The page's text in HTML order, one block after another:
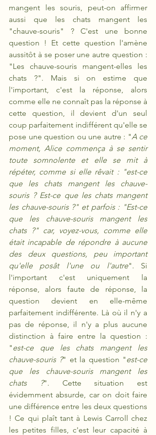
mangent les souris, peut-on affirmer
aussi que les chats mangent les
"chauve-souris" ? C'est une bonne
question ! Et cette question l'amène
aussitôt à se poser une autre question :
"Les chauve-souris mangent-elles les
chats ?". Mais si on estime que
l'important, c'est la réponse, alors
comme elle ne connaît pas la réponse à
cette question, il devient d'un seul
coup parfaitement indifférent qu'elle se
pose une question ou une autre : "A ce
moment, Alice commença à se sentir
toute somnolente et elle se mit à
répéter, comme si elle rêvait : "est-ce
que les chats mangent les chauve-
souris ? Est-ce que les chats mangent
les chauve-souris ?" et parfois : "Est-ce
que les chauve-souris mangent les
chats ?" car, voyez-vous, comme elle
était incapable de répondre à aucune
des deux questions, peu important
qu'elle posât l'une ou l'autre". Si
l'important c'est uniquement la
réponse, alors faute de réponse, la
question devient en elle-même
parfaitement indifférente. Là où il n'y a
pas de réponse, il n'y a plus aucune
distinction à faire entre la question :
"est-ce que les chats mangent les
chauve-souris ?" et la question "est-ce
que les chauve-souris mangent les
chats ?". Cette situation est
évidemment absurde, car on doit faire
une différence entre les deux questions
! Ce qui plaît tant à Lewis Carroll chez
les petites filles, c'est leur capacité à